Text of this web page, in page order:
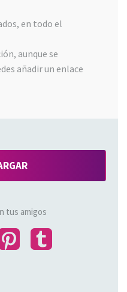
en todo el
aunque se
añadir un enlace
tus amigos